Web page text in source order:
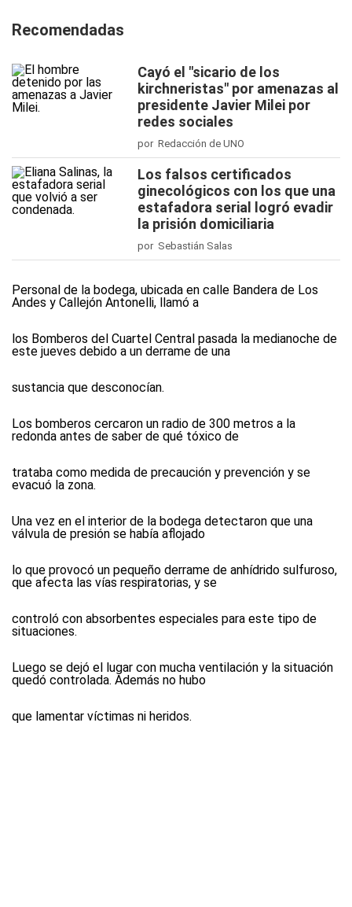
Recomendadas
Cayó el "sicario de los
kirchneristas" por amenazas al
presidente Javier Milei por
redes sociales
por Redacción de UNO
Los falsos certificados
ginecológicos con los que una
estafadora serial logró evadir
la prisión domiciliaria
por Sebastián Salas
Personal de la bodega, ubicada en calle Bandera de Los
Andes y Callejón Antonelli, llamó a
los Bomberos del Cuartel Central pasada la medianoche de
este jueves debido a un derrame de una
sustancia que desconocían.
Los bomberos cercaron un radio de 300 metros a la
redonda antes de saber de qué tóxico de
trataba como medida de precaución y prevención y se
evacuó la zona.
Una vez en el interior de la bodega detectaron que una
válvula de presión se había aflojado
lo que provocó un pequeño derrame de anhídrido sulfuroso,
que afecta las vías respiratorias, y se
controló con absorbentes especiales para este tipo de
situaciones.
Luego se dejó el lugar con mucha ventilación y la situación
quedó controlada. Además no hubo
que lamentar víctimas ni heridos.